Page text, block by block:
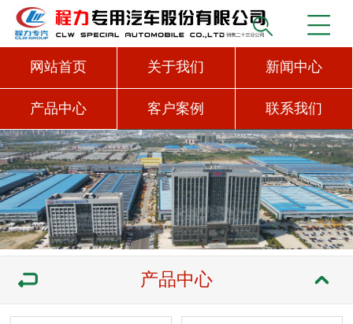
网站首页 关于我们 新闻中心
产品中心 客户案例 联系我们
产品中心